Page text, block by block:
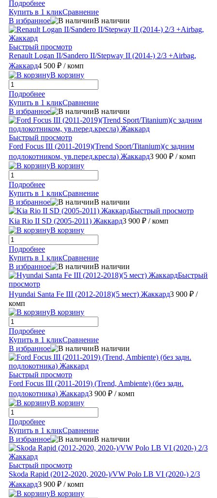
Подробнее
Купить в 1 кликСравнение
В избранное
В наличии
Быстрый просмотр
Renault Logan II/Sandero II/Stepway II (2014-) 2/3 +Airbag,
Жаккард4 500 ₽ / комп
В корзину
Подробнее
Купить в 1 кликСравнение
В избранное
В наличии
Быстрый просмотр
Ford Focus III (2011-2019)(Trend Sport/Titanium)(с задним
подлокотником, ув.перед.кресла) Жаккард3 900 ₽ / комп
В корзину
Подробнее
Купить в 1 кликСравнение
В избранное
В наличии
Быстрый просмотр
Kia Rio II SD (2005-2011) Жаккард3 900 ₽ / комп
В корзину
Подробнее
Купить в 1 кликСравнение
В избранное
В наличии
Быстрый
просмотр
Hyundai Santa Fe III (2012-2018)(5 мест) Жаккард3 900 ₽ /
комп
В корзину
Подробнее
Купить в 1 кликСравнение
В избранное
В наличии
Быстрый просмотр
Ford Focus III (2011-2019) (Trend, Ambiente) (без задн.
подлокотника) Жаккард3 900 ₽ / комп
В корзину
Подробнее
Купить в 1 кликСравнение
В избранное
В наличии
Быстрый просмотр
Skoda Rapid (2012-2020, 2020-)/VW Polo LB VI (2020-) 2/3
Жаккард3 900 ₽ / комп
В корзину